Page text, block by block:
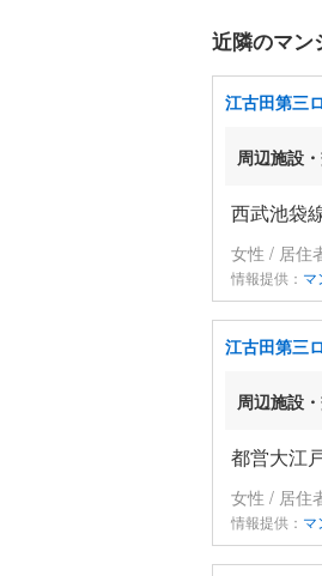
近隣のマン
江古田第三
周辺施設
西武池袋
女性 / 居住
情報提供： マ
江古田第三
周辺施設
都営大江
女性 / 居住
情報提供： マ